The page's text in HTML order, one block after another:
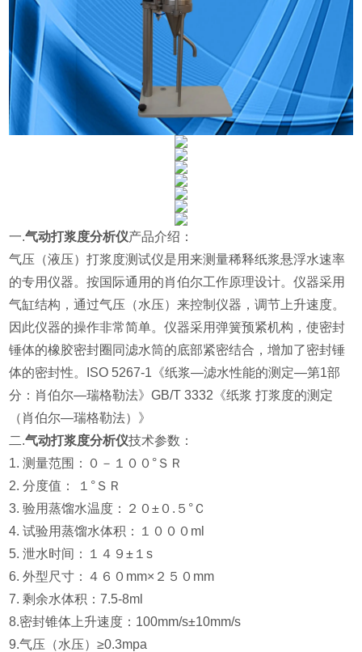
一.气动打浆度分析仪产品介绍：
气压（液压）打浆度测试仪是用来测量稀释纸浆悬浮水速率
的专用仪器。按国际通用的肖伯尔工作原理设计。仪器采用
气缸结构，通过气压（水压）来控制仪器，调节上升速度。
因此仪器的操作非常简单。仪器采用弹簧预紧机构，使密封
锤体的橡胶密封圈同滤水筒的底部紧密结合，增加了密封锤
体的密封性。ISO 5267-1《纸浆—滤水性能的测定—第1部
分：肖伯尔—瑞格勒法》GB/T 3332《纸浆 打浆度的测定
（肖伯尔—瑞格勒法）》
二.气动打浆度分析仪技术参数：
1. 测量范围：０－１００°ＳＲ
2. 分度值： １°ＳＲ
3. 验用蒸馏水温度：２０±０.５°Ｃ
4. 试验用蒸馏水体积：１０００ml
5. 泄水时间：１４９±１s
6. 外型尺寸：４６０mm×２５０mm
7. 剩余水体积：7.5-8ml
8.密封锥体上升速度：100mm/s±10mm/s
9.气压（水压）≥0.3mpa